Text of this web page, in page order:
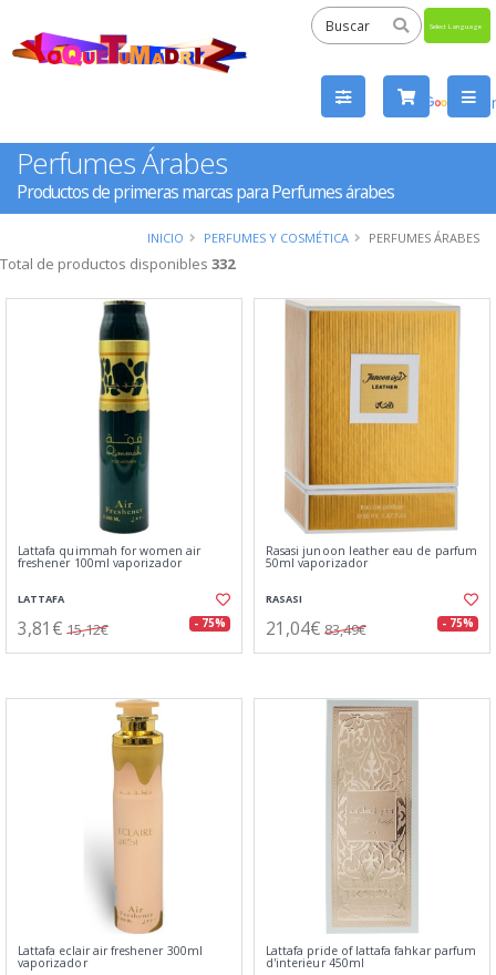
by
Perfumes Árabes
Productos de primeras marcas para Perfumes árabes
INICIO PERFUMES Y COSMÉTICA PERFUMES ÁRABES
Total de productos disponibles 332
Lattafa quimmah for women air
freshener 100ml vaporizador
LATTAFA
3,81€ 15,12€ - 75%
Rasasi junoon leather eau de parfum
50ml vaporizador
RASASI
21,04€ 83,49€ - 75%
Lattafa eclair air freshener 300ml
vaporizador
Lattafa pride of lattafa fahkar parfum
d'interieur 450ml